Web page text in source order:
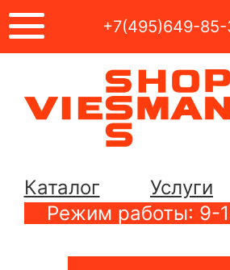
+7(495)649-
Каталог Услуги
Режим работы: 9-